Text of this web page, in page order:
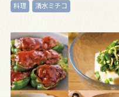
料理 清水ミチコ